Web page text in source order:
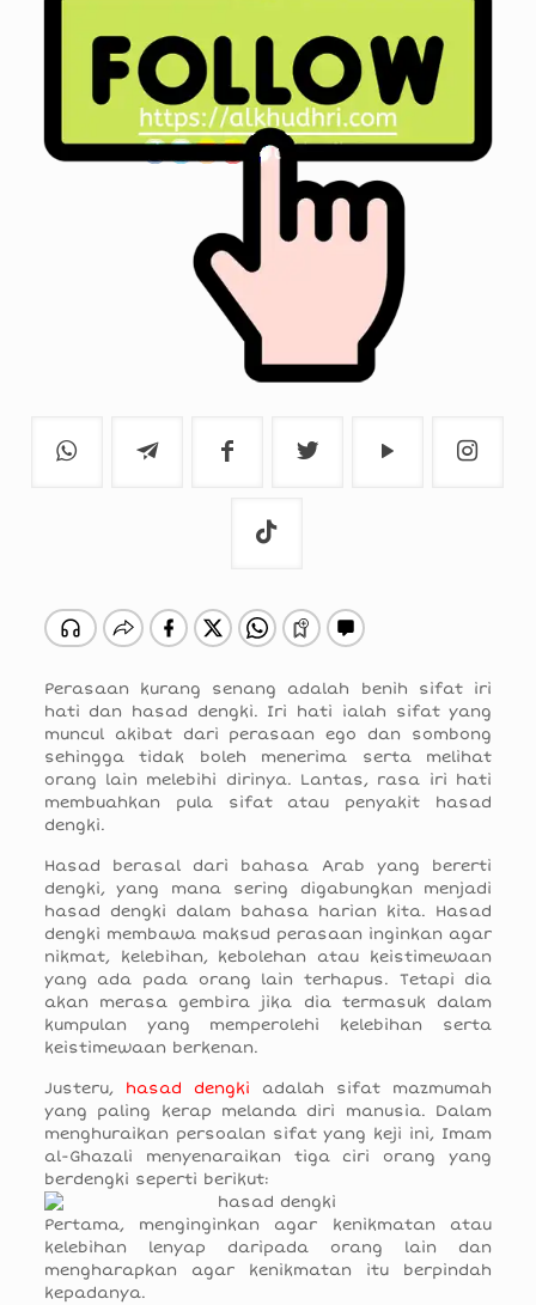
Perasaan kurang senang adalah benih sifat iri
hati dan hasad dengki. Iri hati ialah sifat yang
muncul akibat dari perasaan ego dan sombong
sehingga tidak boleh menerima serta melihat
orang lain melebihi dirinya. Lantas, rasa iri hati
membuahkan pula sifat atau penyakit hasad
dengki.
Hasad berasal dari bahasa Arab yang bererti
dengki, yang mana sering digabungkan menjadi
hasad dengki dalam bahasa harian kita. Hasad
dengki membawa maksud perasaan inginkan agar
nikmat, kelebihan, kebolehan atau keistimewaan
yang ada pada orang lain terhapus. Tetapi dia
akan merasa gembira jika dia termasuk dalam
kumpulan yang memperolehi kelebihan serta
keistimewaan berkenan.
Justeru, hasad dengki adalah sifat mazmumah
yang paling kerap melanda diri manusia. Dalam
menghuraikan persoalan sifat yang keji ini, Imam
al-Ghazali menyenaraikan tiga ciri orang yang
berdengki seperti berikut:
Pertama, menginginkan agar kenikmatan atau
kelebihan lenyap daripada orang lain dan
mengharapkan agar kenikmatan itu berpindah
kepadanya.